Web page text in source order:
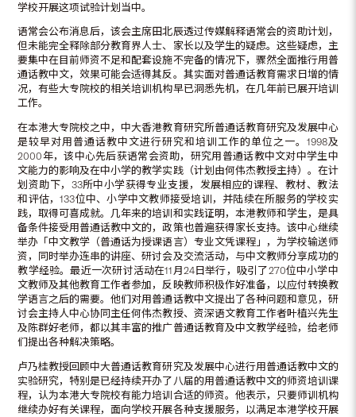
学校开展这项试验计划当中。
语常会公布消息后，该会主席田北辰透过传媒解释语常会的资助计划，
但未能完全释除部分教育界人士、家长以及学生的疑虑。这些疑虑，主
要集中在目前师资不足和配套设施不完备的情况下，骤然全面推行用普
通话教中文，效果可能会适得其反。其实面对普通话教育需求日增的情
况，有些大专院校的相关培训机构早已洞悉先机，在几年前已展开培训
工作。
在本港大专院校之中，中大香港教育研究所普通话教育研究及发展中心
是较早对用普通话教中文进行研究和培训工作的单位之一。1998及
2000年，该中心先后获语常会资助，研究用普通话教中文对中学生中
文能力的影响及在中小学的教学实践（计划由何伟杰教授主持）。在计
划资助下，33所中小学获得专业支援，发展相应的课程、教材、教法
和评估，133位中、小学中文教师接受培训，并陆续在所服务的学校实
践，取得可喜成就。几年来的培训和实践证明，本港教师和学生，是具
备条件接受用普通话教中文的，政策也普遍获得家长支持。该中心继续
举办「中文教学（普通话为授课语言）专业文凭课程」，为学校输送师
资，同时举办连串的讲座、研讨会及交流活动，与中文教师分享成功的
教学经验。最近一次研讨活动在11月24日举行，吸引了270位中小学中
文教师及其他教育工作者参加，反映教师积极作好准备，以应付转换教
学语言之后的需要。他们对用普通话教中文提出了各种问题和意见，研
讨会主持人中心协同主任何伟杰教授、资深语文教育工作者叶植兴先生
及陈群好老师，都以其丰富的推广普通话教育及中文教学经验，给老师
们提出各种解决策略。
卢乃桂教授回顾中大普通话教育研究及发展中心进行用普通话教中文的
实验研究，特别是已经持续开办了八届的用普通话教中文的师资培训课
程，认为本港大专院校有能力培训合适的师资。他表示，只要师训机构
继续办好有关课程，面向学校开展各种支援服务，以满足本港学校开展